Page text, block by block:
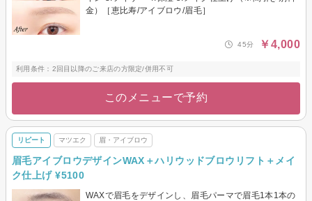
金）［恵比寿/アイブロウ/眉毛］
45分 ￥4,000
利用条件：2回目以降のご来店の方限定/併用不可
このメニューで予約
リピート マツエク 眉・アイブロウ
眉毛アイブロウデザインWAX＋ハリウッドブロウリフト＋メイ
ク仕上げ ¥5100
WAXで眉毛をデザインし、眉毛パーマで眉毛1本1本の